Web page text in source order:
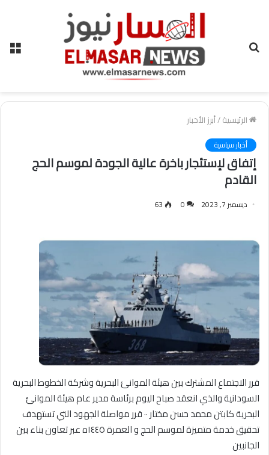
الرئيسية/أبرز الأخبار
أخبار سياسية
إتفاق لإستئجار باخرة عالية الجودة لموسم الحج
القادم
ديسمبر 7, 2023 0
63
قرر الاجتماع المشترك بين هيئة الموانئ البحرية وشركة الخطوط البحرية
السودانية والذي انعقد صباح اليوم برئاسة مدير عام هيئة الموانئ
البحرية كابتن محمد حسن مختار ٠٠ قرر مواصلة الجهود التي تستهدف
تحقيق خدمة متميزة لموسم الحج و العمرة ١٤٤٥ه عبر تعاون بناء بين
الجانبين